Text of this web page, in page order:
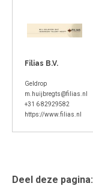
Filias B.V.
Geldrop
m.huijbregts@filias.nl
+31 6 82929582
https://www.filias.nl
Deel deze pagina: